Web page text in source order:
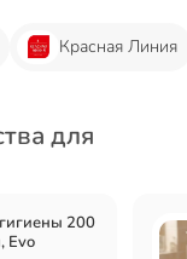
Красная Линия
для
200
Evo